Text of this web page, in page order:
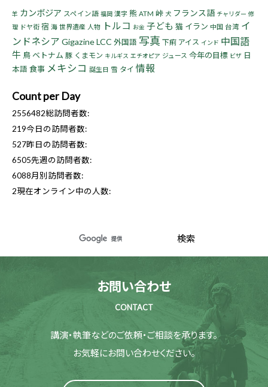
羊 カンボジア スペイン語 福岡 漢字 熊 ATM 峠 犬 フランス語 チャリダー 修
理 ドヤ街 宿 海 世界遺産 人物 トルコ お金 子ども 猫 イラン 中国 台湾 イ
ンドネシア GigazineLCC 外国語 写真 下痢 アイス インド 中国語
牛 鳥 ベトナム 豚 くまモン キルギス エチオピア ジュース 今年の目標 ビザ 日
本語 食事 メキシコ 誕生日 雪 タイ 情報
Count per Day
2556482総訪問者数:
219今日の訪問者数:
527昨日の訪問者数:
6505先週の訪問者数:
6088月別訪問者数:
2現在オンライン中の人数:
お問い合わせ
CONTACT
講演・執筆などのご依頼・ご相談を承ります。
お気軽にお問い合わせください。